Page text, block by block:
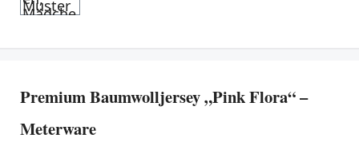
Premium Baumwolljersey „Pink Flora“ –
Meterware